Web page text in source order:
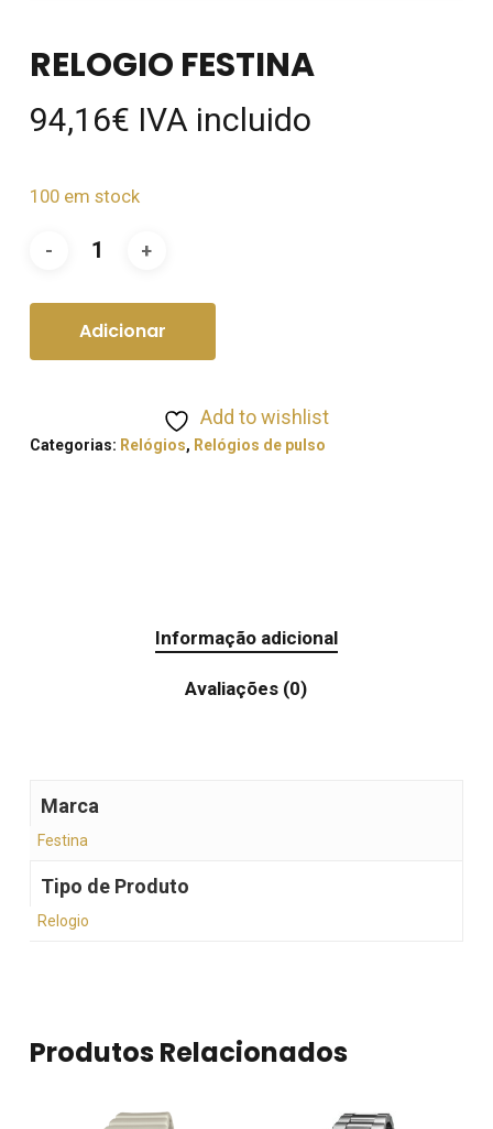
RELOGIO FESTINA
94,16€ IVA incluido
100 em stock
Adicionar
Add to wishlist
Categorias: Relógios, Relógios de pulso
Informação adicional
Avaliações (0)
Marca
Festina
Tipo de Produto
Relogio
Produtos Relacionados